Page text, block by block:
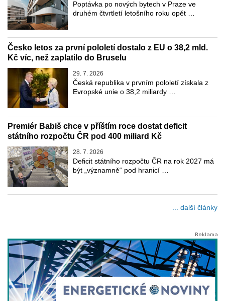
Poptávka po nových bytech v Praze ve
druhém čtvrtletí letošního roku opět …
Česko letos za první pololetí dostalo z EU o 38,2 mld.
Kč víc, než zaplatilo do Bruselu
29. 7. 2026
Česká republika v prvním pololetí získala z
Evropské unie o 38,2 miliardy …
Premiér Babiš chce v příštím roce dostat deficit
státního rozpočtu ČR pod 400 miliard Kč
28. 7. 2026
Deficit státního rozpočtu ČR na rok 2027 má
být „významně“ pod hranicí …
... další články